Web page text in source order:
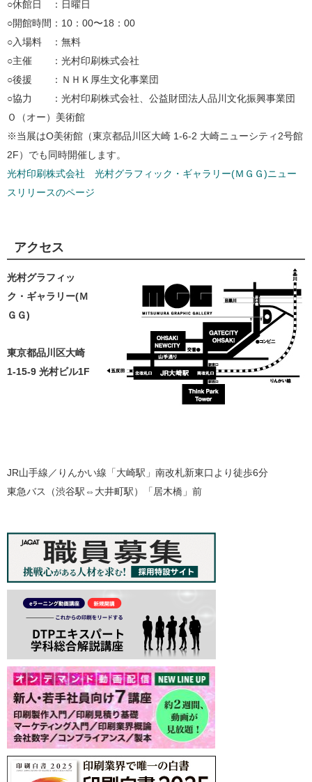
○休館日 ：日曜日
○開館時間：10：00〜18：00
○入場料 ：無料
○主催 ：光村印刷株式会社
○後援 ：ＮＨＫ厚生文化事業団
○協力 ：光村印刷株式会社、公益財団法人品川文化振興事業団
Ｏ（オー）美術館
※当展はO美術館（東京都品川区大崎 1-6-2 大崎ニューシティ2号館
2F）でも同時開催します。
光村印刷株式会社 光村グラフィック・ギャラリー(ＭＧＧ)ニュー
スリリースのページ
アクセス
光村グラフィッ
ク・ギャラリー(Ｍ
ＧＧ)
東京都品川区大崎
1-15-9 光村ビル1F
JR山手線／りんかい線「大崎駅」南改札新東口より徒歩6分
東急バス（渋谷駅⇔大井町駅）「居木橋」前